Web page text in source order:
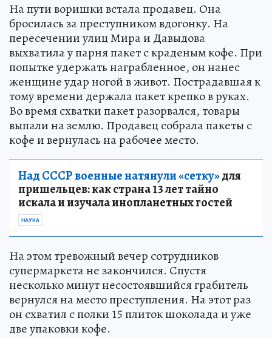
На пути воришки встала продавец. Она
бросилась за преступником вдогонку. На
пересечении улиц Мира и Давыдова
выхватила у парня пакет с краденым кофе. При
попытке удержать награбленное, он нанес
женщине удар ногой в живот. Пострадавшая к
тому времени держала пакет крепко в руках.
Во время схватки пакет разорвался, товары
выпали на землю. Продавец собрала пакеты с
кофе и вернулась на рабочее место.
Над СССР военные натянули «сетку»для
пришельцев: как страна 13 лет тайно
искала и изучала инопланетных гостей
НАУКА
На этом тревожный вечер сотрудников
супермаркета не закончился. Спустя
несколько минут несостоявшийся грабитель
вернулся на место преступления. На этот раз
он схватил с полки 15 плиток шоколада и уже
две упаковки кофе.